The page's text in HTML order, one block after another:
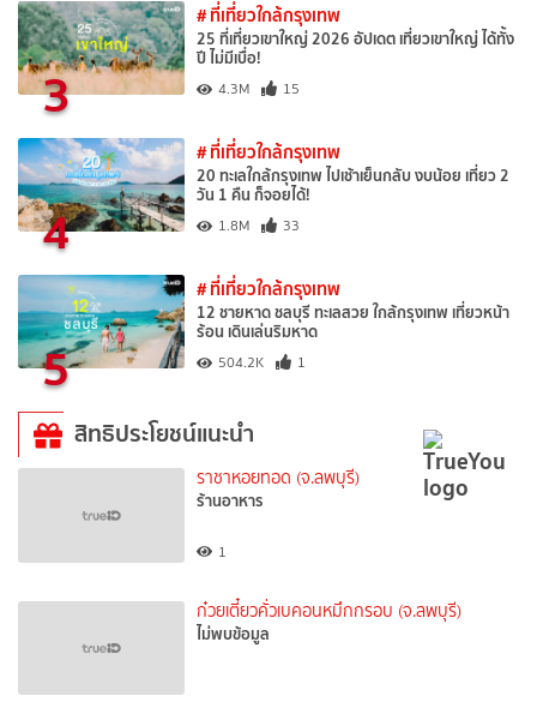
3
# ที่เที่ยวใกล้กรุงเทพ
25 ที่เที่ยวเขาใหญ่ 2026 อัปเดต เที่ยวเขาใหญ่ ได้ทั้ง
ปี ไม่มีเบื่อ!
4.3M 15
4
# ที่เที่ยวใกล้กรุงเทพ
20 ทะเลใกล้กรุงเทพ ไปเช้าเย็นกลับ งบน้อย เที่ยว 2
วัน 1 คืน ก็จอยได้!
1.8M 33
5
# ที่เที่ยวใกล้กรุงเทพ
12 ชายหาด ชลบุรี ทะเลสวย ใกล้กรุงเทพ เที่ยวหน้า
ร้อน เดินเล่นริมหาด
504.2K 1
สิทธิประโยชน์แนะนำ
ราชาหอยทอด (จ.ลพบุรี)
ร้านอาหาร
1
ก๋วยเตี๋ยวคั่วเบคอนหมึกกรอบ (จ.ลพบุรี)
ไม่พบข้อมูล